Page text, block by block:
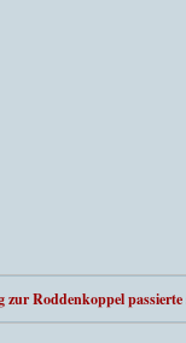
Roddenkoppel